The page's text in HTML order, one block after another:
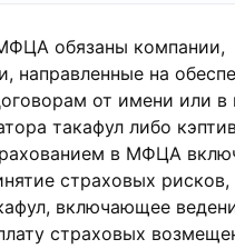
обязаны компании,
направленные на
от имени или в
такафул либо
в МФЦА
страховых
включающее
страховых